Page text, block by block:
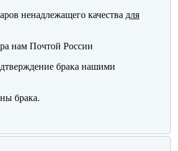
ненадлежащего качества для
нам Почтой России
брака нашими
брака.